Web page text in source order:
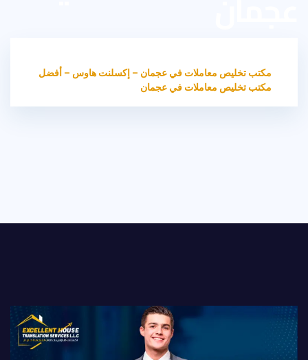
مكتب تخليص معاملات في عجمان – إكسلنت هاوس – أفضل
مكتب تخليص معاملات في عجمان